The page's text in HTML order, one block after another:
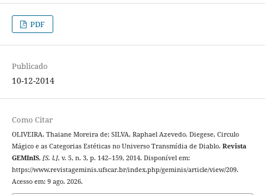
PDF
Publicado
10-12-2014
Como Citar
OLIVEIRA, Thaiane Moreira de; SILVA, Raphael Azevedo. Diegese, Circulo
Mágico e as Categorias Estéticas no Universo Transmídia de Diablo. Revista
GEMInIS, [S. l.], v. 5, n. 3, p. 142–159, 2014. Disponível em:
https://www.revistageminis.ufscar.br/index.php/geminis/article/view/209.
Acesso em: 9 ago. 2026.